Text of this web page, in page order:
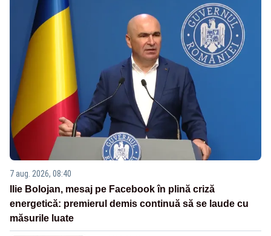
7 aug. 2026, 08:40
Ilie Bolojan, mesaj pe Facebook în plină criză
energetică: premierul demis continuă să se laude cu
măsurile luate